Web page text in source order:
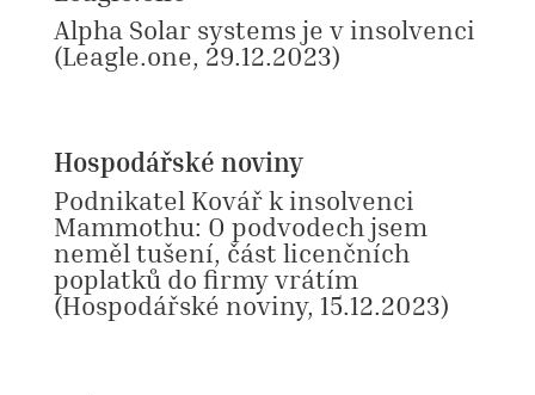
Alpha Solar systems je v insolvenci
(Leagle.one, 29.12.2023)
Hospodářské noviny
Podnikatel Kovář k insolvenci
Mammothu: O podvodech jsem
neměl tušení, část licenčních
poplatků do firmy vrátím
(Hospodářské noviny, 15.12.2023)